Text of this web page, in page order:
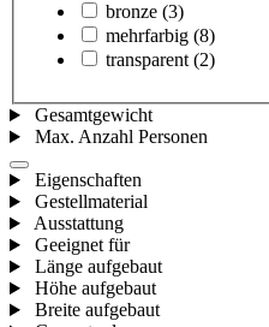
bronze (3)
mehrfarbig (8)
transparent (2)
Gesamtgewicht
Max. Anzahl Personen
Eigenschaften
Gestellmaterial
Ausstattung
Geeignet für
Länge aufgebaut
Höhe aufgebaut
Breite aufgebaut